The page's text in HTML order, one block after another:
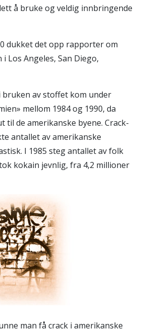
å bruke og veldig innbringende
dukket det opp rapporter om
Los Angeles, San Diego,
av stoffet kom under
mellom 1984 og 1990, da
til de amerikanske byene. Crack-
antallet av amerikanske
I 1985 steg antallet av folk
kokain jevnlig, fra 4,2 millioner
man få crack i amerikanske